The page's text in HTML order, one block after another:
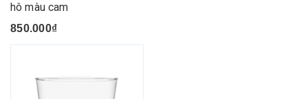
hô màu cam
850.000₫